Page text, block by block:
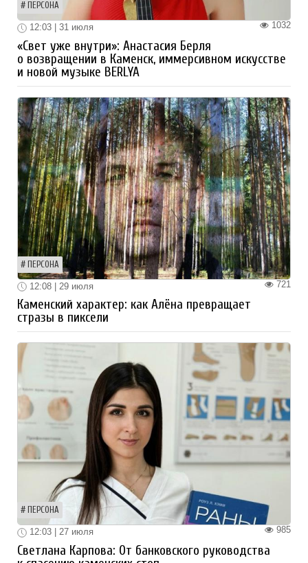
ПЕРСОНА
1032
12:03 | 31 июля
«Свет уже внутри»: Анастасия Берля
о возвращении в Каменск, иммерсивном искусстве
и новой музыке BERLYA
ПЕРСОНА
721
12:08 | 29 июля
Каменский характер: как Алёна превращает
стразы в пиксели
ПЕРСОНА
985
12:03 | 27 июля
Светлана Карпова: От банковского руководства